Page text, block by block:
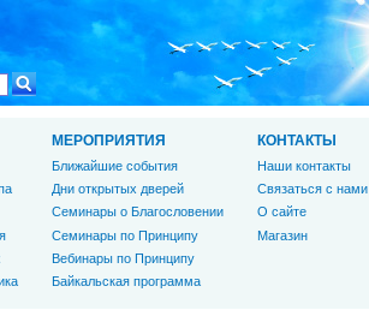
МЕРОПРИЯТИЯ
Ближайшие события
Дни открытых дверей
Семинары о Благословении
Семинары по Принципу
Вебинары по Принципу
Байкальская программа
КОНТАКТЫ
Наши контакты
Связаться с нами
О сайте
Магазин